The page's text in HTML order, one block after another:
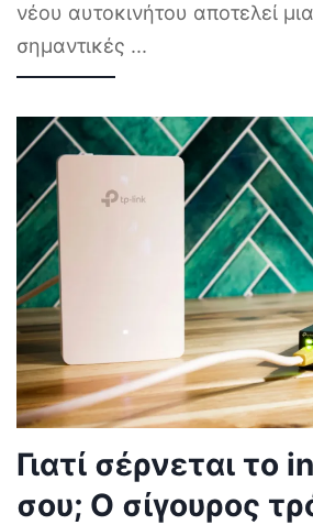
νέου αυτοκινήτου αποτελεί
σημαντικές ...
Γιατί σέρνεται το
σου; Ο σίγουρος